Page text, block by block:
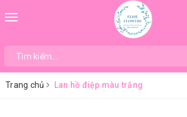
Toggle
Trang chủ Lan hồ điệp màu trắng